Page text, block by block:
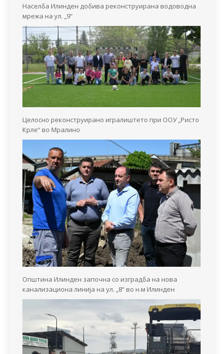
Населба Илинден добива реконструирана водоводна
мрежа на ул. „9“
Целосно реконструирано игралиштето при ООУ „Ристо
Крле“ во Мралино
Општина Илинден започна со изградба на нова
канализациона линија на ул. „8“ во н.м Илинден